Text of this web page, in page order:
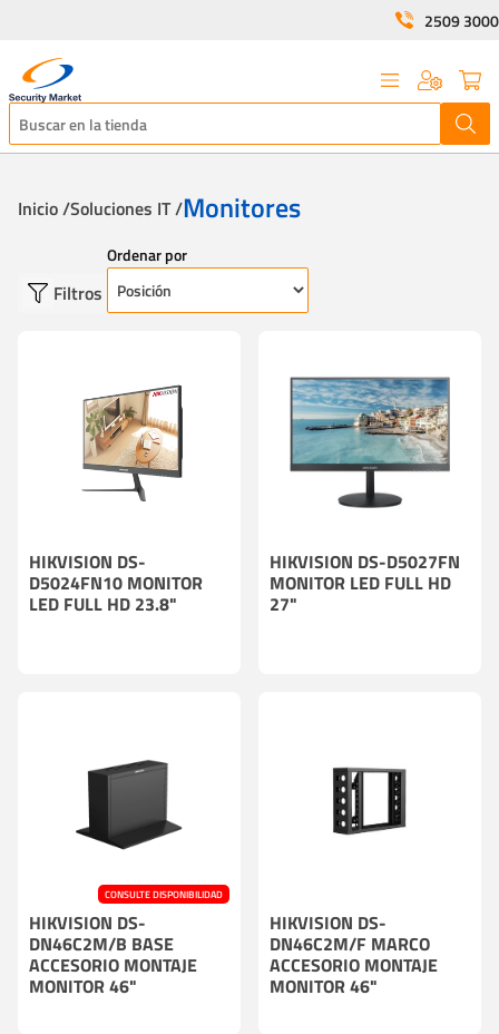
2509 3000
Inicio /Soluciones IT /Monitores
Filtros
Ordenar por
HIKVISION DS-
D5024FN10 MONITOR
LED FULL HD 23.8"
HIKVISION DS-D5027FN
MONITOR LED FULL HD
27"
CONSULTE DISPONIBILIDAD
HIKVISION DS-
DN46C2M/B BASE
ACCESORIO MONTAJE
MONITOR 46"
HIKVISION DS-
DN46C2M/F MARCO
ACCESORIO MONTAJE
MONITOR 46"